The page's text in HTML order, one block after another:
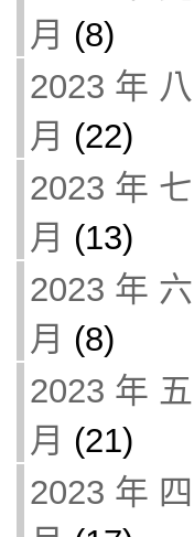
月 (8)
2023 年 八
月 (22)
2023 年 七
月 (13)
2023 年 六
月 (8)
2023 年 五
月 (21)
2023 年 四